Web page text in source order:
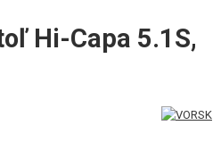
Hi-Capa 5.1S,